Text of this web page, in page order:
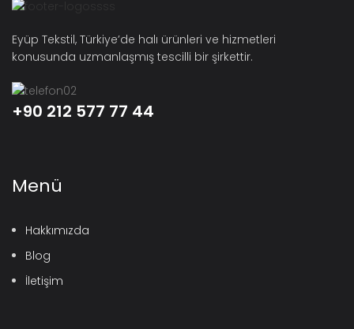
Eyüp Tekstil, Türkiye’de halı ürünleri ve hizmetleri
konusunda uzmanlaşmış tescilli bir şirkettir.
+90 212 577 77 44
Menü
Hakkımızda
Blog
İletişim